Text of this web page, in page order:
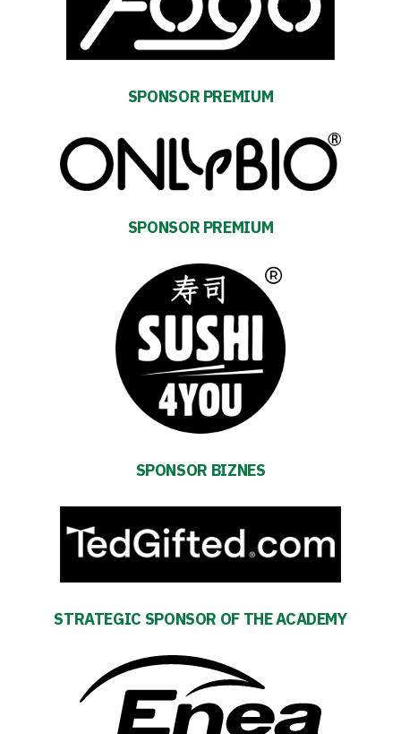
Regulations
Development
2024-
#WORTHdownload
SPONSOR PREMIUM
SPONSOR PREMIUM
SPONSOR BIZNES
STRATEGIC SPONSOR OF THE ACADEMY